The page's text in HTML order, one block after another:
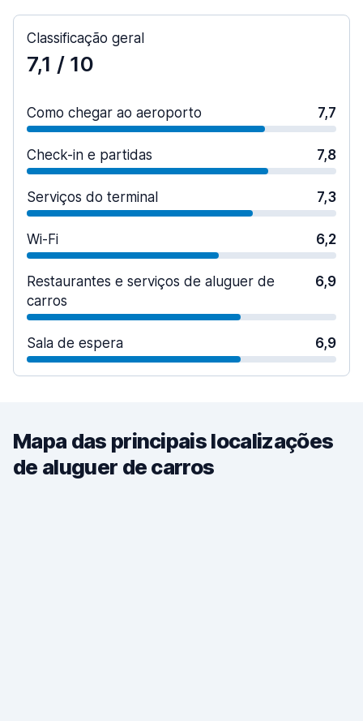
Classificação geral
7,1 / 10
Como chegar ao aeroporto 7,7
Check-in e partidas 7,8
Serviços do terminal 7,3
Wi-Fi 6,2
Restaurantes e serviços de aluguer de
carros
6,9
Sala de espera 6,9
Mapa das principais localizações
de aluguer de carros